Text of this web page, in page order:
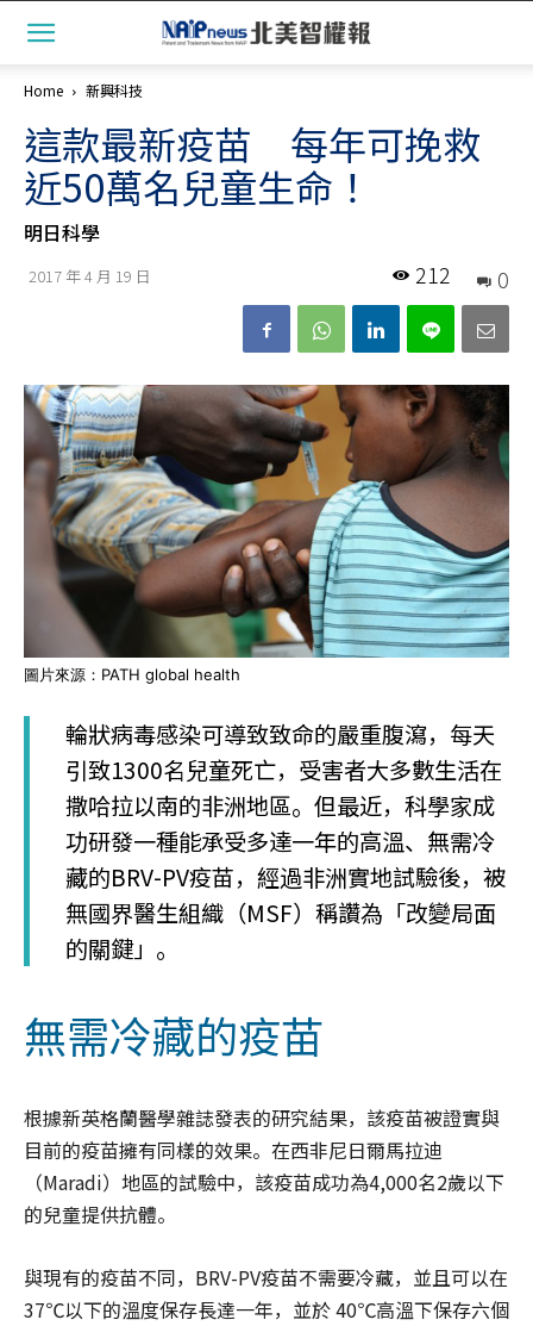
Home 新興科技
這款最新疫苗 每年可挽救
近50萬名兒童生命！
明日科學
2017 年 4 月 19 日 0
212
圖片來源：PATH global health
輪狀病毒感染可導致致命的嚴重腹瀉，每天
引致1300名兒童死亡，受害者大多數生活在
撒哈拉以南的非洲地區。但最近，科學家成
功研發一種能承受多達一年的高溫、無需冷
藏的BRV-PV疫苗，經過非洲實地試驗後，被
無國界醫生組織（MSF）稱讚為「改變局面
的關鍵」。
無需冷藏的疫苗
根據新英格蘭醫學雜誌發表的研究結果，該疫苗被證實與
目前的疫苗擁有同樣的效果。在西非尼日爾馬拉迪
（Maradi）地區的試驗中，該疫苗成功為4,000名2歲以下
的兒童提供抗體。
與現有的疫苗不同，BRV-PV疫苗不需要冷藏，並且可以在
37℃以下的溫度保存長達一年，並於 40℃高溫下保存六個